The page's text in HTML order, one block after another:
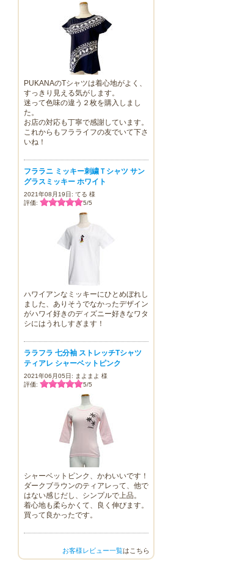
PUKANAのTシャツは着心地がよく、
すっきり見える気がします。
迷って色味の違う２枚を購入しまし
た。
お店の対応も丁寧で感謝しています。
これからもフラライフの友でいて下さ
いね！
フララニ ミッキー刺繍Ｔシャツ サン
グラスミッキー ホワイト
2021年08月19日: てる 様
評価:
5/5
ハワイアンなミッキーにひとめぼれし
ました、ありそうでなかったデザイン
がハワイ好きのディズニー好きなワタ
シにはうれしすぎます！
ララフラ 七分袖 ストレッチTシャツ
ティアレ シャーベットピンク
2021年06月05日: まよまよ 様
評価:
5/5
シャーベットピンク、かわいいです！
ダークブラウンのティアレって、他で
はない感じだし、シンプルで上品。
着心地も柔らかくて、良く伸びます。
買って良かったです。
お客様レビュー一覧はこちら